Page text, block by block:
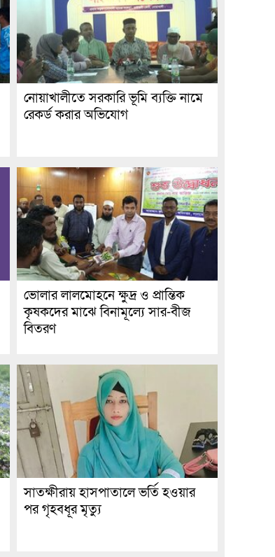
নোয়াখালীতে সরকারি ভূমি ব্যক্তি নামে
রেকর্ড করার অভিযোগ
ভোলার লালমোহনে ক্ষুদ্র ও প্রান্তিক
কৃষকদের মাঝে বিনামূল্যে সার-বীজ
বিতরণ
সাতক্ষীরায় হাসপাতালে ভর্তি হওয়ার
পর গৃহবধূর মৃত্যু